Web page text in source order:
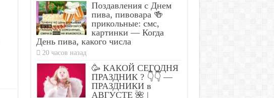
Поздавления с Днем
пива, пивовара 🍻
прикольные: смс,
картинки — Когда
День пива, какого числа
20 часов назад
🥳 КАКОЙ СЕГОДНЯ
ПРАЗДНИК ? 👇👇 —
ПРАЗДНИКИ в
АВГУСТЕ 🌺 |